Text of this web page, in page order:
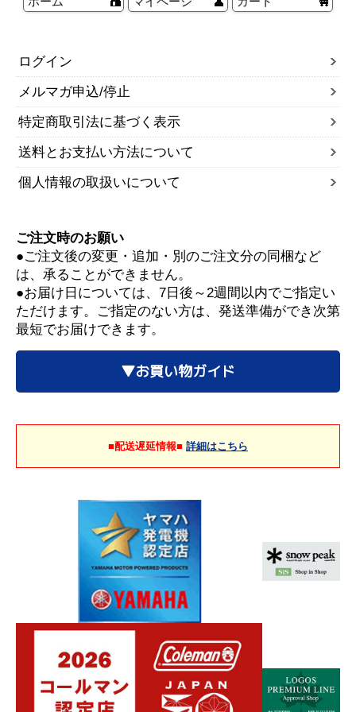
ログイン
メルマガ申込/停止
特定商取引法に基づく表示
送料とお支払い方法について
個人情報の取扱いについて
ご注文時のお願い
●ご注文後の変更・追加・別のご注文分の同梱など
は、承ることができません。
●お届け日については、7日後～2週間以内でご指定い
ただけます。ご指定のない方は、発送準備ができ次第
最短でお届けできます。
▼お買い物ガイド
■配送遅延情報■ 詳細はこちら